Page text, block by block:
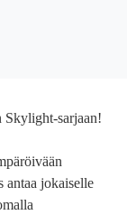
Skylight-sarjaan!
antaa jokaiselle